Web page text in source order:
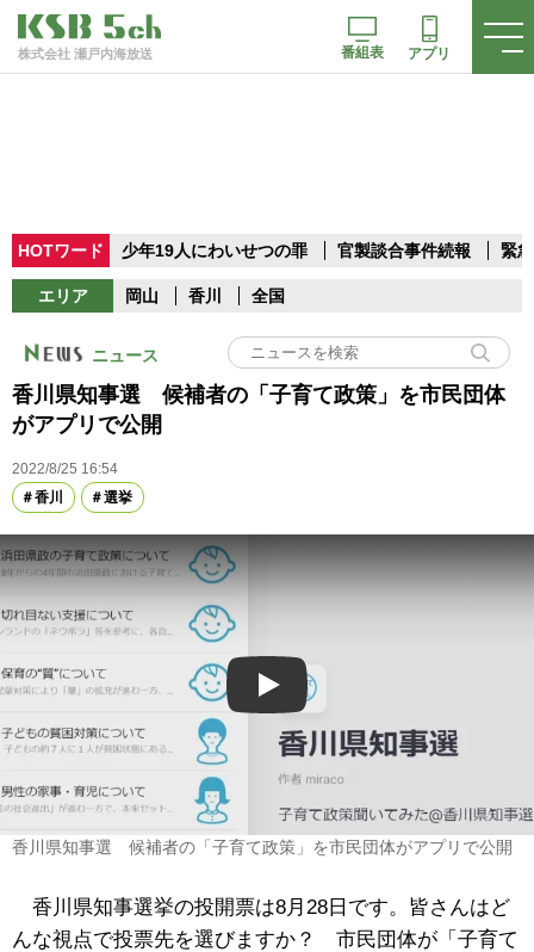
株式会社 瀬戸内海放送 番組表 アプリ
HOTワード 少年19人にわいせつの罪 官製談合事件続報 緊
エリア 岡山 香川 全国
ニュース
香川県知事選 候補者の「子育て政策」を市民団体
がアプリで公開
2022/8/25 16:54
香川
選挙
Play
香川県知事選 候補者の「子育て政策」を市民団体がアプリで公開
香川県知事選挙の投開票は8月28日です。皆さんはど
んな視点で投票先を選びますか？ 市民団体が「子育て